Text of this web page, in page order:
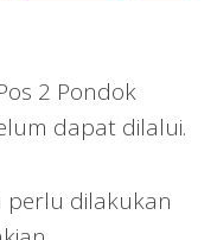
2 Pondok
dapat dilalui.
perlu dilakukan